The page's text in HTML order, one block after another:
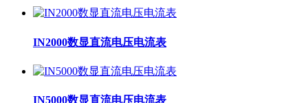
IN2000数显直流电压电流表
IN5000数显直流电压电流表